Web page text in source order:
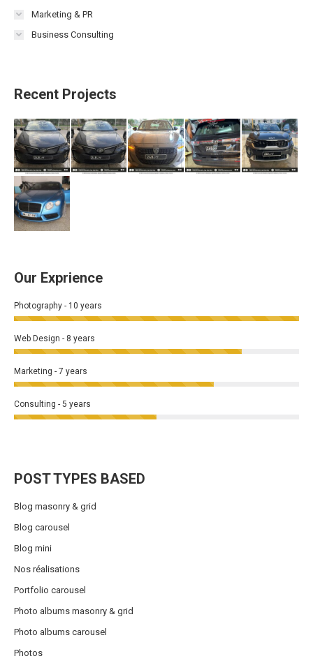
Marketing & PR
Business Consulting
Recent Projects
Our Exprience
Photography - 10 years
Web Design - 8 years
Marketing - 7 years
Consulting - 5 years
POST TYPES BASED
Blog masonry & grid
Blog carousel
Blog mini
Nos réalisations
Portfolio carousel
Photo albums masonry & grid
Photo albums carousel
Photos